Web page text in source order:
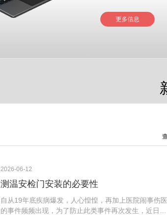
更多信息
2026-06-12
测温安检门安装的必要性
自从19年底疾病爆发，人心惶惶，再加上医院闹事伤医
的事件频频出现，为了防止此类事件再次发生，近日，